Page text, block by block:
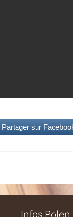
Partager sur
Infos Polen